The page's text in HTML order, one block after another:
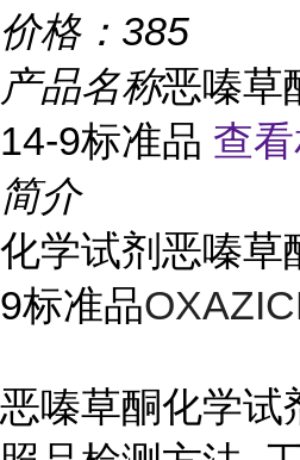
价格： 385
产品名称恶嗪草
14-9标准品 查
简介
化学试剂恶嗪草
9标准品
恶嗪草酮化学